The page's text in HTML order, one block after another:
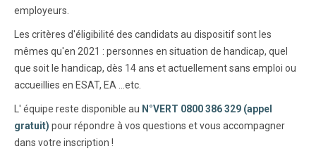
employeurs.
Les critères d'éligibilité des candidats au dispositif sont les
mêmes qu'en 2021 : personnes en situation de handicap, quel
que soit le handicap, dès 14 ans et actuellement sans emploi ou
accueillies en ESAT, EA …etc.
L' équipe reste disponible au N°VERT 0800 386 329 (appel
gratuit) pour répondre à vos questions et vous accompagner
dans votre inscription !